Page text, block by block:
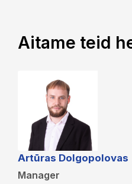
Aitame teid
Artūras Dolgopolovas
Manager